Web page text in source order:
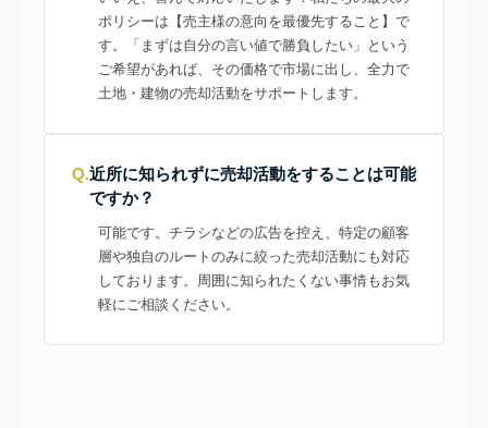
ポリシーは【売主様の意向を最優先すること】で
す。「まずは自分の言い値で勝負したい」という
ご希望があれば、その価格で市場に出し、全力で
土地・建物の売却活動をサポートします。
Q.近所に知られずに売却活動をすることは可能
ですか？
可能です。チラシなどの広告を控え、特定の顧客
層や独自のルートのみに絞った売却活動にも対応
しております。周囲に知られたくない事情もお気
軽にご相談ください。